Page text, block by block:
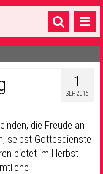
1
SEP. 2016
die Freude an
selbst Gottesdienste
bietet im Herbst